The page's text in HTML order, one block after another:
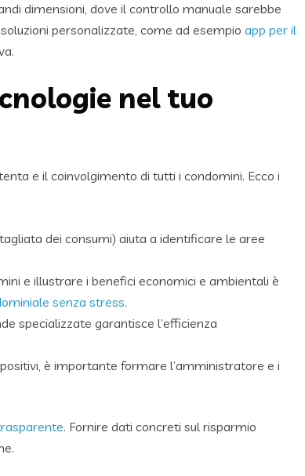
dimensioni, dove il controllo manuale sarebbe
personalizzate, come ad esempio app per il
nel tuo
e il coinvolgimento di tutti i condomini. Ecco i
dei consumi) aiuta a identificare le aree
e illustrare i benefici economici e ambientali è
senza stress.
specializzate garantisce l’efficienza
è importante formare l’amministratore e i
. Fornire dati concreti sul risparmio